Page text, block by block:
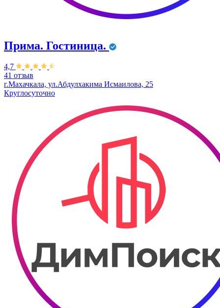
Прима. Гостиница.
4,7
41 отзыв
г.Махачкала, ул.Абдулхакима Исмаилова, 25
Круглосуточно